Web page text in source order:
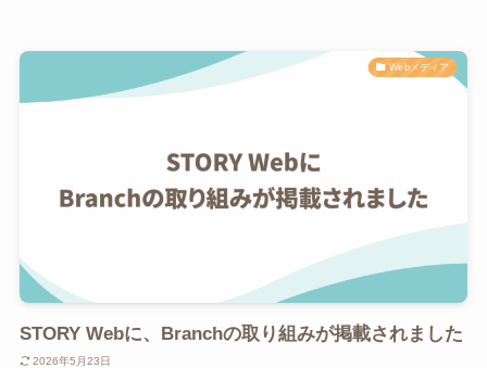
Webメディア
STORY Webに、Branchの取り組みが掲載されました
2026年5月23日